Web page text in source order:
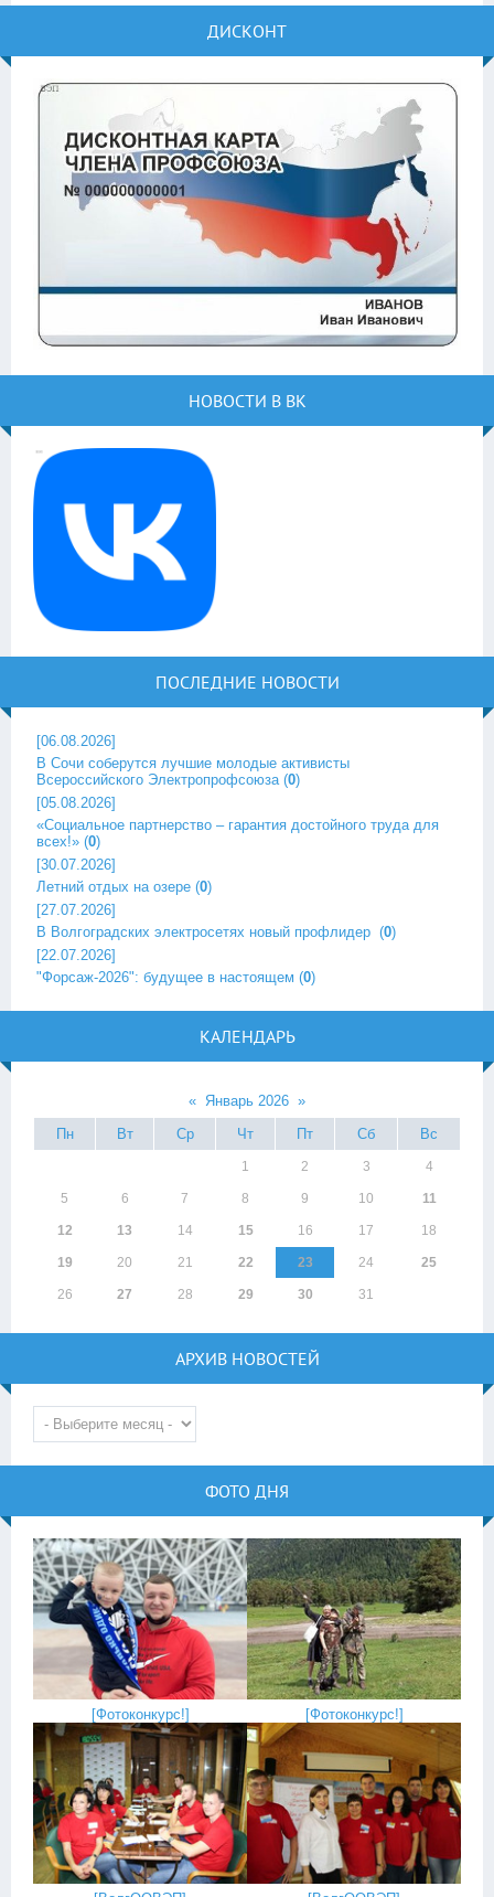
ДИСКОНТ
НОВОСТИ В ВК
ПОСЛЕДНИЕ НОВОСТИ
[06.08.2026]
В Сочи соберутся лучшие молодые активисты
Всероссийского Электропрофсоюза (0)
[05.08.2026]
«Социальное партнерство – гарантия достойного труда для
всех!» (0)
[30.07.2026]
Летний отдых на озере (0)
[27.07.2026]
В Волгоградских электросетях новый профлидер ‎ (0)
[22.07.2026]
"Форсаж-2026": будущее в настоящем (0)
КАЛЕНДАРЬ
« Январь 2026 »
Пн
Вт Ср Чт Пт Сб Вс
1 2 3 4
5 6 7 8 9 10 11
12 13 14 15 16 17 18
19 20 21 22 23 24 25
26 27 28 29 30 31
АРХИВ НОВОСТЕЙ
ФОТО ДНЯ
[Фотоконкурс!] [Фотоконкурс!]